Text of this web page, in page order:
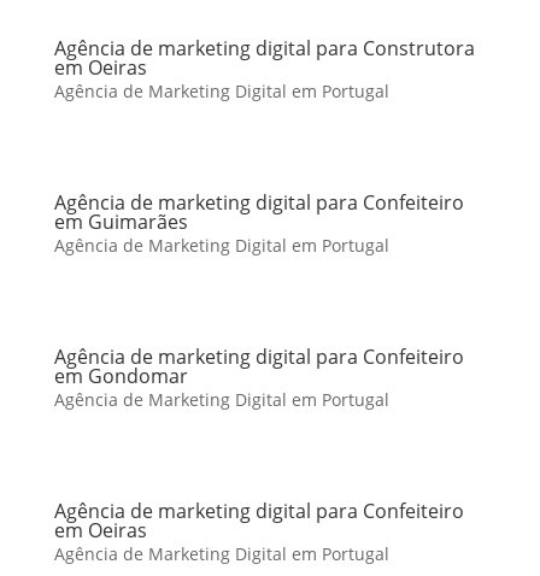
Agência de marketing digital para Construtora
em Oeiras
Agência de Marketing Digital em Portugal
Agência de marketing digital para Confeiteiro
em Guimarães
Agência de Marketing Digital em Portugal
Agência de marketing digital para Confeiteiro
em Gondomar
Agência de Marketing Digital em Portugal
Agência de marketing digital para Confeiteiro
em Oeiras
Agência de Marketing Digital em Portugal